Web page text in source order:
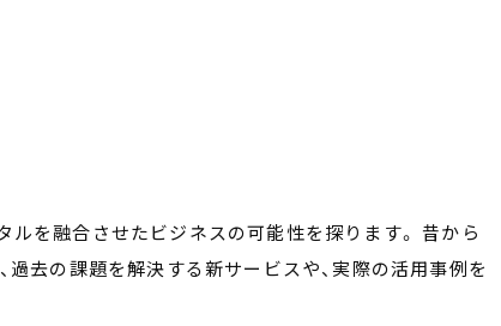
ルを融合させたビジネスの可能性を探ります。 昔から
過去の課題を解決する新サービスや、実際の活用事例を